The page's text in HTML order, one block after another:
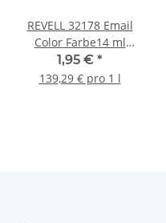
REVELL 32178 Email
Color Farbe14 ml
panzergrau matt RAL
7024
1,95 € *
139,29 € pro 1 l